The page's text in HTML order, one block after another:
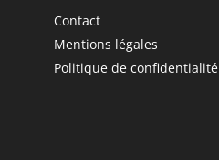
Contact
Mentions légales
Politique de confidentialité